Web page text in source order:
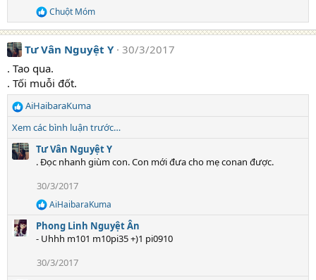
o
n
s
R
e
a
c
i
o
n
s
Chuột Móm
Tư Vân Nguyệt Y 30/3/2017
. Tao qua.
. Tối muỗi đốt.
R
e
c
t
AiHaibaraKuma
Xem các bình luận trước…
Tư Vân Nguyệt Y
. Đọc nhanh giùm con. Con mới đưa cho mẹ conan được.
30/3/2017
R
e
a
c
i
AiHaibaraKuma
Phong Linh Nguyệt Ân
- Uhhh m101 m10pi35 +)1 pi0910
30/3/2017